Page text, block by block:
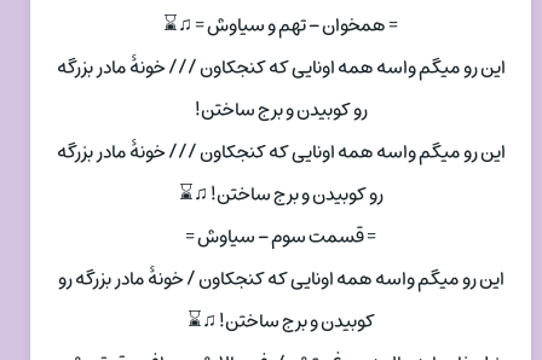
= همخوان – تهم و سیاوش = ♫⌛
این رو میگم واسه همه اونایی که کنجکاون /// خونهٔ مادر بزرگه
رو کوبیدن و برج ساختن!
این رو میگم واسه همه اونایی که کنجکاون /// خونهٔ مادر بزرگه
رو کوبیدن و برج ساختن! ♫⌛
= قسمت سوم – سیاوش =
این رو میگم واسه همه اونایی که کنجکاون / خونهٔ مادر بزرگه رو
کوبیدن و برج ساختن! ♫⌛